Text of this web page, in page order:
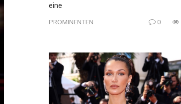
eine
PROMINENTEN 0